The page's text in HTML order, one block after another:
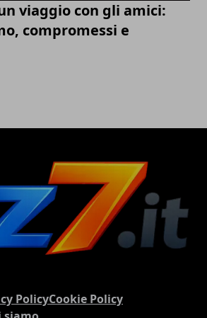
viaggio con gli amici:
compromessi e
PolicyCookie Policy